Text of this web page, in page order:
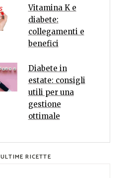
Vitamina K e
diabete:
collegamenti e
benefici
Diabete in
estate: consigli
utili per una
gestione
ottimale
ULTIME RICETTE